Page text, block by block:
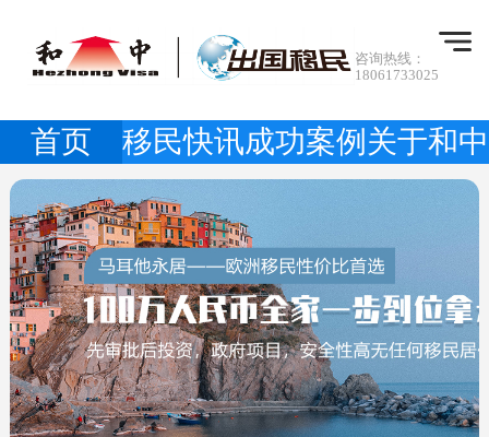
咨询热线：
18061733025
首页 移民快讯成功案例 关于和中